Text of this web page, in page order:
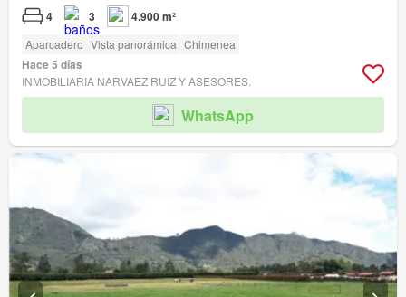
4 3 4.900 m²
Aparcadero Vista panorámica Chimenea
Hace 5 días
INMOBILIARIA NARVAEZ RUIZ Y ASESORES.
WhatsApp